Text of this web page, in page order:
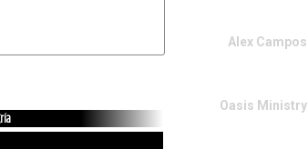
Alex Campos
Oasis Ministry